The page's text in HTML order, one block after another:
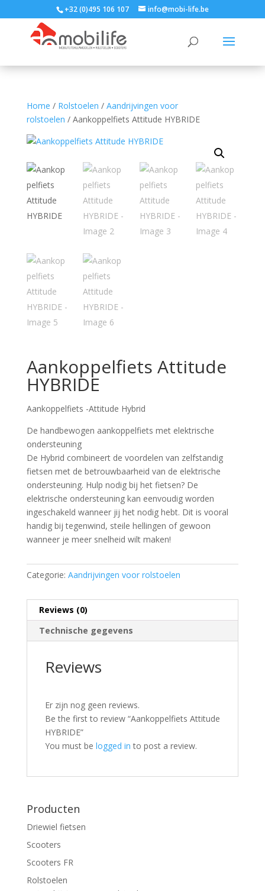
+32 (0)495 106 107 info@mobi-life.be
Home / Rolstoelen / Aandrijvingen voor
rolstoelen / Aankoppelfiets Attitude HYBRIDE
Aankoppelfiets Attitude
HYBRIDE
Aankoppelfiets -Attitude Hybrid
De handbewogen aankoppelfiets met elektrische
ondersteuning
De Hybrid combineert de voordelen van zelfstandig
fietsen met de betrouwbaarheid van de elektrische
ondersteuning. Hulp nodig bij het fietsen? De
elektrische ondersteuning kan eenvoudig worden
ingeschakeld wanneer jij het nodig hebt. Dit is vooral
handig bij tegenwind, steile hellingen of gewoon
wanneer je meer snelheid wilt maken!
Categorie: Aandrijvingen voor rolstoelen
Reviews (0)
Technische gegevens
Reviews
Er zijn nog geen reviews.
Be the first to review “Aankoppelfiets Attitude
HYBRIDE”
You must be logged in to post a review.
Producten
Driewiel fietsen
Scooters
Scooters FR
Rolstoelen